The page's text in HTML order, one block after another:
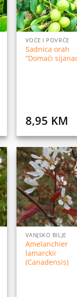
VOĆE I POVRĆE
Sadnica orah
“Domaći
8,95 KM
VANJSKO BILJE
Amelanchier
lamarckii
(Canadensis)